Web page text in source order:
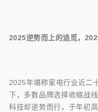
2025逆势而上的追觅，
2025年堪称家电行业近二
下，多数品牌选择收缩战
科技却逆势而行，于年初